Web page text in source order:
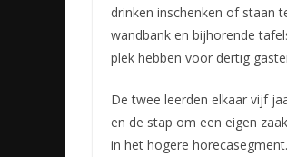
drinken inschenken of staan
wandbank en bijhorende
plek hebben voor dertig
De twee leerden elkaar vijf
en de stap om een eigen
in het hogere